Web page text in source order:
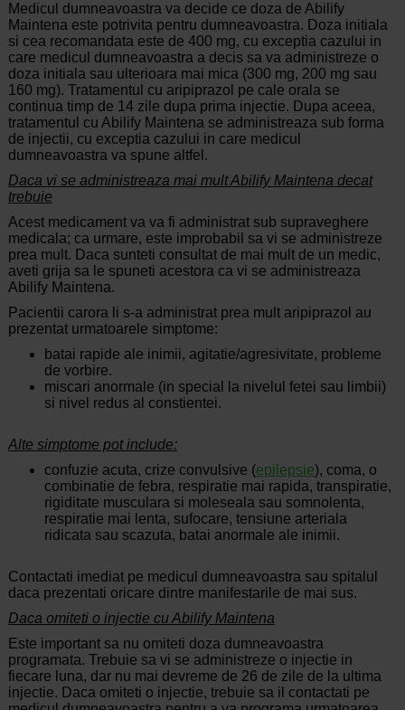
Medicul dumneavoastra va decide ce doza de Abilify
Maintena este potrivita pentru dumneavoastra. Doza initiala
si cea recomandata este de 400 mg, cu exceptia cazului in
care medicul dumneavoastra a decis sa va administreze o
doza initiala sau ulterioara mai mica (300 mg, 200 mg sau
160 mg). Tratamentul cu aripiprazol pe cale orala se
continua timp de 14 zile dupa prima injectie. Dupa aceea,
tratamentul cu Abilify Maintena se administreaza sub forma
de injectii, cu exceptia cazului in care medicul
dumneavoastra va spune altfel.
Daca vi se administreaza mai mult Abilify Maintena decat
trebuie
Acest medicament va va fi administrat sub supraveghere
medicala; ca urmare, este improbabil sa vi se administreze
prea mult. Daca sunteti consultat de mai mult de un medic,
aveti grija sa le spuneti acestora ca vi se administreaza
Abilify Maintena.
Pacientii carora li s-a administrat prea mult aripiprazol au
prezentat urmatoarele simptome:
batai rapide ale inimii, agitatie/agresivitate, probleme
de vorbire.
miscari anormale (in special la nivelul fetei sau limbii)
si nivel redus al constientei.
Alte simptome pot include:
confuzie acuta, crize convulsive (epilepsie), coma, o
combinatie de febra, respiratie mai rapida, transpiratie,
rigiditate musculara si moleseala sau somnolenta,
respiratie mai lenta, sufocare, tensiune arteriala
ridicata sau scazuta, batai anormale ale inimii.
Contactati imediat pe medicul dumneavoastra sau spitalul
daca prezentati oricare dintre manifestarile de mai sus.
Daca omiteti o injectie cu Abilify Maintena
Este important sa nu omiteti doza dumneavoastra
programata. Trebuie sa vi se administreze o injectie in
fiecare luna, dar nu mai devreme de 26 de zile de la ultima
injectie. Daca omiteti o injectie, trebuie sa il contactati pe